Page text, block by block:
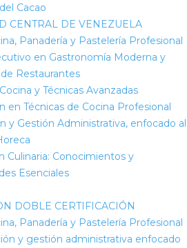
Cacao
CENTRAL DE VENEZUELA
Panadería y Pastelería Profesional
en Gastronomía Moderna y
Restaurantes
y Técnicas Avanzadas
en Técnicas de Cocina Profesional
y Gestión Administrativa, enfocado al
Culinaria: Conocimientos y
Esenciales
DOBLE CERTIFICACIÓN
Panadería y Pastelería Profesional
y gestión administrativa enfocado